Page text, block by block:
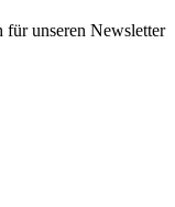
für unseren Newsletter